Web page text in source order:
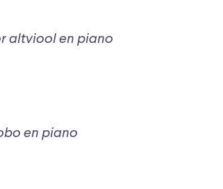
altviool en piano
en piano